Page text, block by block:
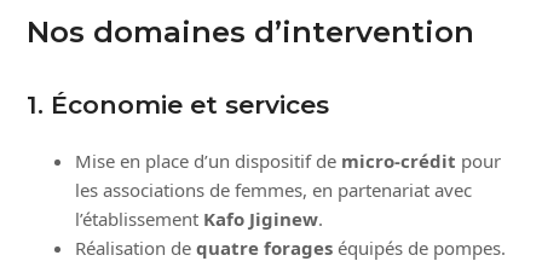
Nos domaines d’intervention
1. Économie et services
Mise en place d’un dispositif de micro-crédit pour
les associations de femmes, en partenariat avec
l’établissement Kafo Jiginew.
Réalisation dequatre forages équipés de pompes.